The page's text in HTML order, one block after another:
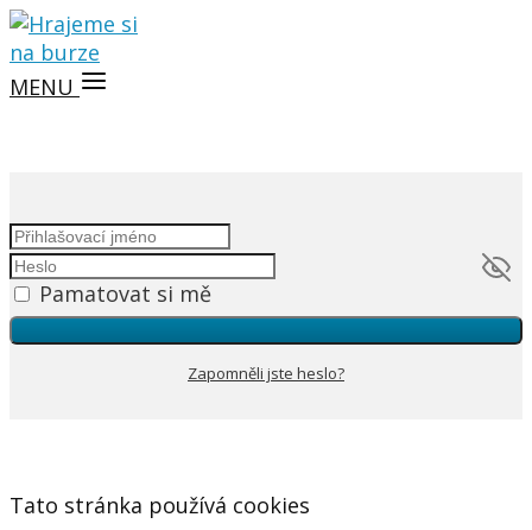
MENU
Pamatovat si mě
Zapomněli jste heslo?
Tato stránka používá cookies